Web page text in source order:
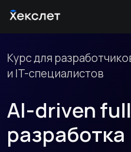
AI-driven fullstack-
и IT-специалистов
Освойте AI-driven разработку полного
цикла (Full Cycle Development) и
самостоятельно создавать fullstack
приложения от идеи до production